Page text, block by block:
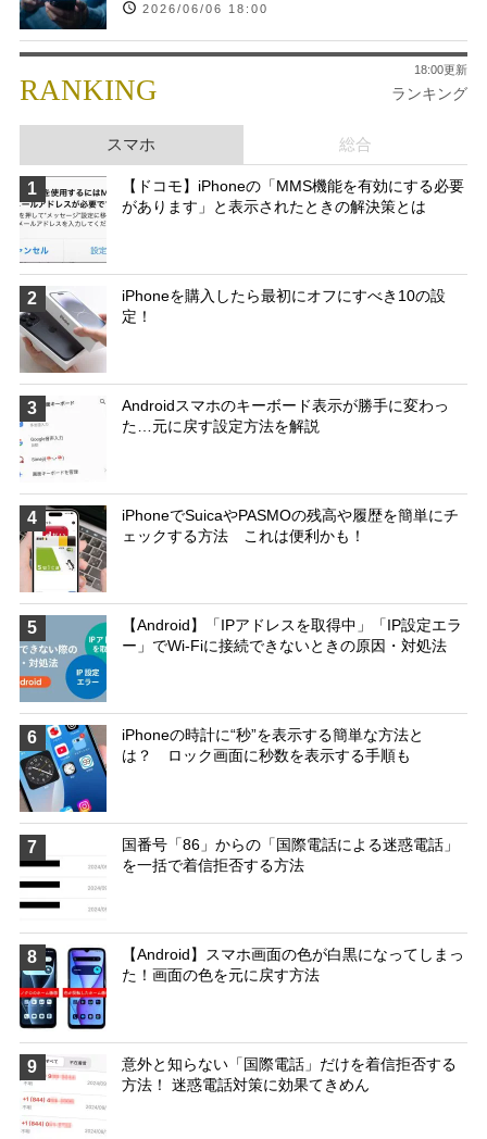
2026/06/06 18:00
RANKING ランキング
18:00更新
スマホ 総合
1
【ドコモ】iPhoneの「MMS機能を有効にする必要
があります」と表示されたときの解決策とは
2
iPhoneを購入したら最初にオフにすべき10の設
定！
3
Androidスマホのキーボード表示が勝手に変わっ
た…元に戻す設定方法を解説
4
iPhoneでSuicaやPASMOの残高や履歴を簡単にチ
ェックする方法 これは便利かも！
5
【Android】「IPアドレスを取得中」「IP設定エラ
ー」でWi-Fiに接続できないときの原因・対処法
6
iPhoneの時計に“秒”を表示する簡単な方法と
は？ ロック画面に秒数を表示する手順も
7
国番号「86」からの「国際電話による迷惑電話」
を一括で着信拒否する方法
8
【Android】スマホ画面の色が白黒になってしまっ
た！画面の色を元に戻す方法
9
意外と知らない「国際電話」だけを着信拒否する
方法！ 迷惑電話対策に効果てきめん